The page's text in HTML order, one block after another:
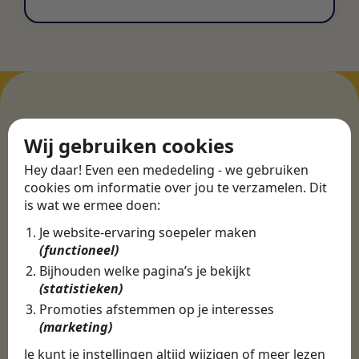
Wij gebruiken cookies
Hey daar! Even een mededeling - we gebruiken
cookies om informatie over jou te verzamelen. Dit
is wat we ermee doen:
Je website-ervaring soepeler maken
(functioneel)
Bijhouden welke pagina’s je bekijkt
(statistieken)
Promoties afstemmen op je interesses
(marketing)
Je kunt je instellingen altijd wijzigen of meer lezen
ERVARINGEN
Martijn vond een
nieuwe baan bij
CBEE
Door Swipe4Work heb ik op een hele
makkelijke, laagdrempelige manier eigenlijk
een hele leuke nieuwe baan gevonden. Met heel
veel nieuwe uitdagingen!